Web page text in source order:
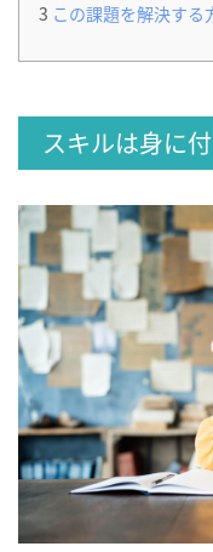
3 この課題を解決する
スキルは身に